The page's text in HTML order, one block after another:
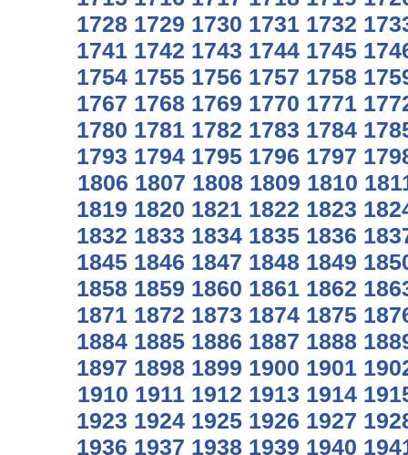
1728 1729 1730 1731 1732
1741 1742 1743 1744 1745
1754 1755 1756 1757 1758
1767 1768 1769 1770 1771
1780 1781 1782 1783 1784
1793 1794 1795 1796 1797
1806 1807 1808 1809 1810
1819 1820 1821 1822 1823
1832 1833 1834 1835 1836
1845 1846 1847 1848 1849
1858 1859 1860 1861 1862
1871 1872 1873 1874 1875
1884 1885 1886 1887 1888
1897 1898 1899 1900 1901
1910 1911 1912 1913 1914
1923 1924 1925 1926 1927
1936 1937 1938 1939 1940